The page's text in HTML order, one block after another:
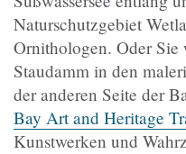
Naturschutzgebiet
Ornithologen. Oder Sie
Staudamm in den
der anderen Seite der
Bay Art and Heritage
Kunstwerken und